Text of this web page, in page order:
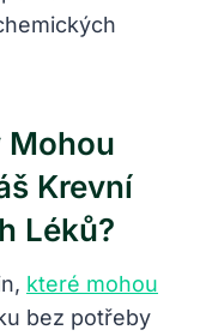
Mohou
Krevní
Léků?
které mohou
bez ⁣potřeby⁣